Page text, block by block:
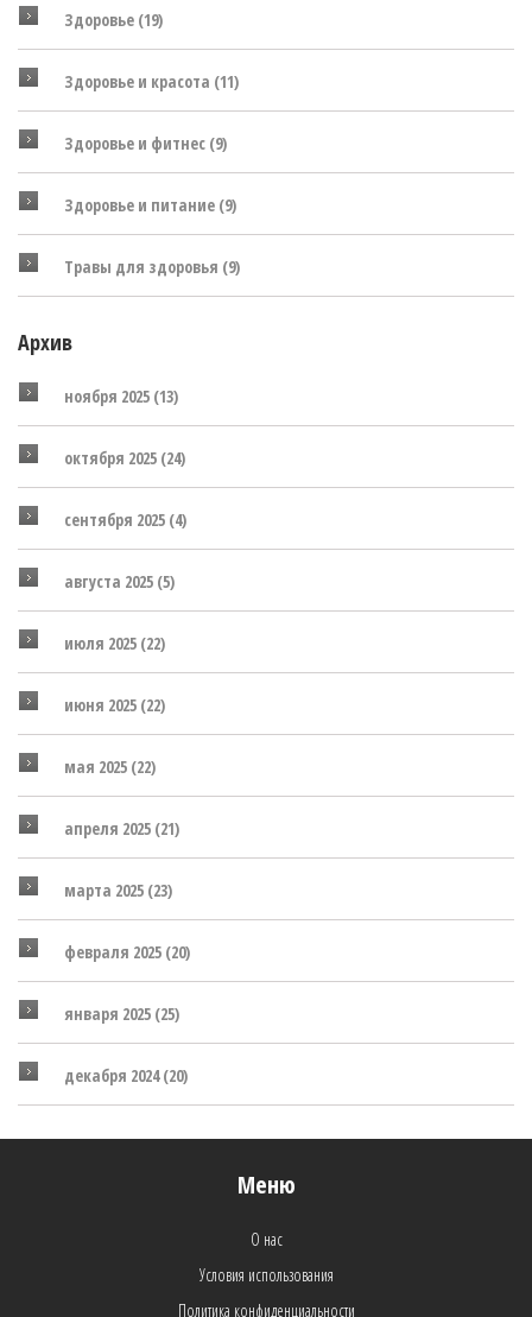
Здоровье (19)
Здоровье и красота (11)
Здоровье и фитнес (9)
Здоровье и питание (9)
Травы для здоровья (9)
Архив
ноября 2025 (13)
октября 2025 (24)
сентября 2025 (4)
августа 2025 (5)
июля 2025 (22)
июня 2025 (22)
мая 2025 (22)
апреля 2025 (21)
марта 2025 (23)
февраля 2025 (20)
января 2025 (25)
декабря 2024(20)
Меню
О нас
Условия использования
Политика конфиденциальности